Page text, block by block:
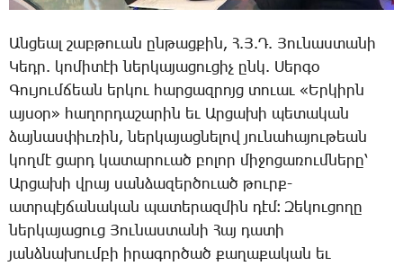
Ան­ցեալ շաբ­թո­ւան ըն­թաց­քին, Հ.Յ.Դ. ­Յու­նաս­տա­նի
­Կեդր. կո­մի­տէի ներ­կա­յա­ցու­ցիչ ընկ. ­Սեր­գօ
­Գու­յում­ճեան եր­կու հար­ցազ­րոյց տո­ւաւ «Եր­կիրն
այ­սօր» հա­ղոր­դա­շա­րին եւ Ար­ցա­խի պե­տա­կան
ձայ­նաս­փիւ­ռին, ներ­կա­յաց­նե­լով յու­նա­հա­յու­թեան
կող­մէ ցարդ կա­տա­րո­ւած բո­լոր մի­ջո­ցա­ռում­նե­րը՝
Ար­ցա­խի վրայ սան­ձա­զեր­ծո­ւած թուրք-
ատր­պէյ­ճա­նա­կան պա­տե­րազ­մին դէմ։ ­Զե­կու­ցո­ղը
ներ­կա­յա­ցուց ­Յու­նաս­տա­նի ­Հայ դա­տի
յանձ­նա­խում­բի ի­րա­գոր­ծած քա­ղա­քա­կան եւ